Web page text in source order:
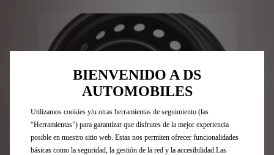
BIENVENIDO A DS
AUTOMOBILES
Utilizamos cookies y/u otras herramientas de seguimiento (las
“Herramientas”) para garantizar que disfrutes de la mejor experiencia
posible en nuestro sitio web. Estas nos permiten ofrecer funcionalidades
básicas como la seguridad, la gestión de la red y la accesibilidad.Las